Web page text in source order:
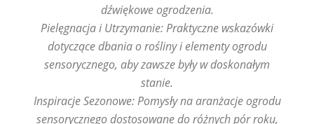
dźwiękowe ogrodzenia.
Pielęgnacja i Utrzymanie: Praktyczne wskazówki
dotyczące dbania o rośliny i elementy ogrodu
sensorycznego, aby zawsze były w doskonałym
stanie.
Inspiracje Sezonowe: Pomysły na aranżacje ogrodu
sensorycznego dostosowane do różnych pór roku,